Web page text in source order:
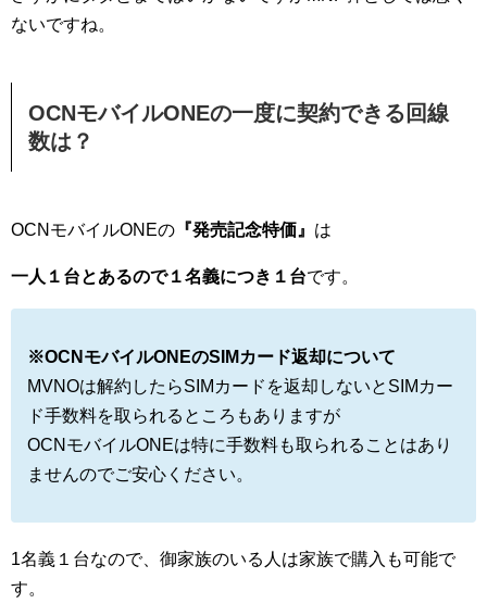
ないですね。
OCNモバイルONEの一度に契約できる回線
数は？
OCNモバイルONEの 『発売記念特価』 は
一人１台とあるので１名義につき１台です。
※OCNモバイルONEのSIMカード返却について
MVNOは解約したらSIMカードを返却しないとSIMカー
ド手数料を取られるところもありますが
OCNモバイルONEは特に手数料も取られることはあり
ませんのでご安心ください。
1名義１台なので、御家族のいる人は家族で購入も可能で
す。